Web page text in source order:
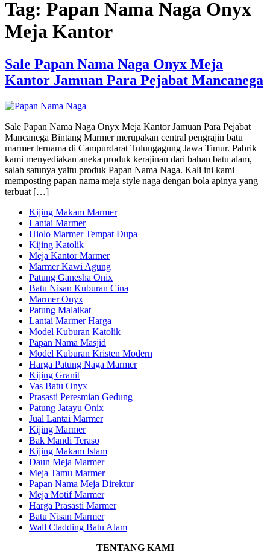
Tag: Papan Nama Naga Onyx
Meja Kantor
Sale Papan Nama Naga Onyx Meja
Kantor Jamuan Para Pejabat Mancanega
Sale Papan Nama Naga Onyx Meja Kantor Jamuan Para Pejabat
Mancanega Bintang Marmer merupakan central pengrajin batu
marmer ternama di Campurdarat Tulungagung Jawa Timur. Pabrik
kami menyediakan aneka produk kerajinan dari bahan batu alam,
salah satunya yaitu produk Papan Nama Naga. Kali ini kami
memposting papan nama meja style naga dengan bola apinya yang
terbuat […]
Kijing Makam Marmer
Lantai Marmer
Hiolo Marmer Tempat Dupa
Kijing Katolik
Meja Kantor Marmer
Marmer Kawi Agung
Patung Ganesha Onix
Batu Nisan Kuburan Cina
Marmer Onyx
Patung Malaikat
Lantai Marmer Harga
Model Kuburan Katolik
Papan Nama Masjid
Model Kuburan Kristen Modern
Harga Patung Naga Marmer
Kijing Granit
Vas Batu Onyx
Prasasti Peresmian Gedung
Patung Jatayu Onix
Jual Lantai Marmer
Kijing Marmer
Bak Mandi Teraso
Kijing Makam Islam
Daun Meja Marmer
Meja Tamu Marmer
Papan Nama Meja Direktur
Meja Motif Marmer
Harga Prasasti Marmer
Batu Nisan Marmer
Wall Cladding Batu Alam
TENTANG KAMI